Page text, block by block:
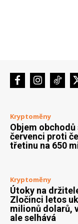
Kryptoměny
Objem
červenci proti
třetinu na 650
Kryptoměny
Útoky na
Zločinci letos
milionů dolarů,
ale selhává